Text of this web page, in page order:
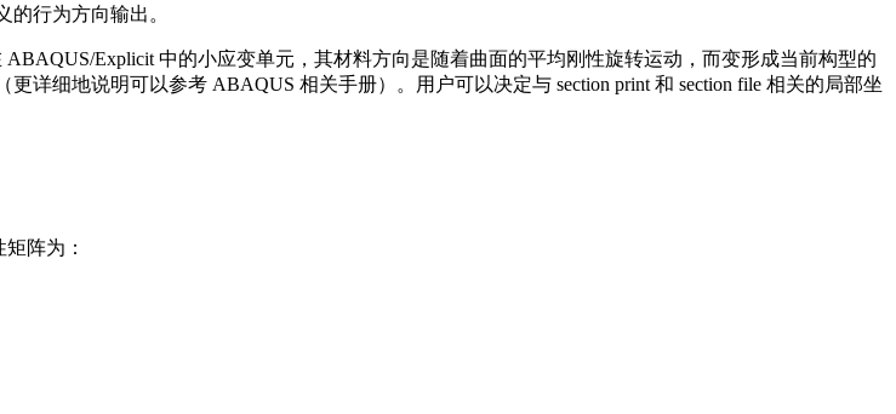
行为方向输出。
Explicit 中的小应变单元，其材料方向是随着曲面的平均刚性旋转运动，而变形成当前构型的
详细地说明可以参考 ABAQUS 相关手册）。用户可以决定与 section print 和 section file 相关的局部坐
阵为：